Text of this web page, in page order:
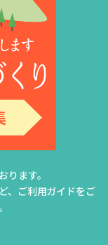
ます。
、ご利用ガイドをご